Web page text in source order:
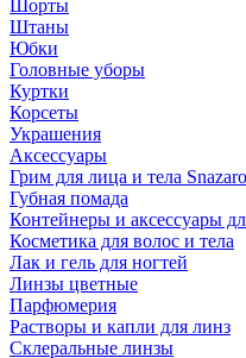
Шорты
Штаны
Юбки
Головные уборы
Куртки
Корсеты
Украшения
Аксессуары
Грим для лица и тела
Губная помада
Контейнеры и аксессуары
Косметика для волос и тела
Лак и гель для ногтей
Линзы цветные
Парфюмерия
Растворы и капли для линз
Склеральные линзы